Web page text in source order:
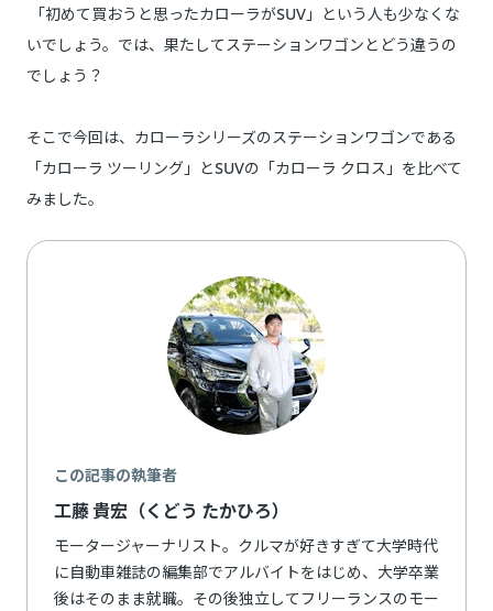
「初めて買おうと思ったカローラがSUV」という人も少なくな
いでしょう。では、果たしてステーションワゴンとどう違うの
でしょう？
そこで今回は、カローラシリーズのステーションワゴンである
「カローラ ツーリング」とSUVの「カローラ クロス」を比べて
みました。
この記事の執筆者
工藤 貴宏（くどう たかひろ）
モータージャーナリスト。クルマが好きすぎて大学時代
に自動車雑誌の編集部でアルバイトをはじめ、大学卒業
後はそのまま就職。その後独立してフリーランスのモー